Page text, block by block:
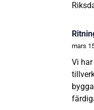
mars
Vi